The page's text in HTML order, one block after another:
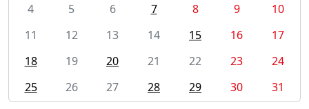
4
5 6 7 8 9
10
11
12 13 14 15 16
17
18
19 20 21 22 23
24
25
26 27 28 29 30 31